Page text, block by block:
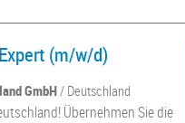
(m/w/d)
GmbH/ Deutschland
Übernehmen Sie die